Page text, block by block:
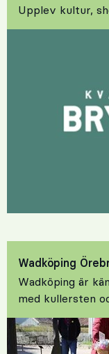
Upplev kultur,
Wadköping
Wadköping är
med kullersten